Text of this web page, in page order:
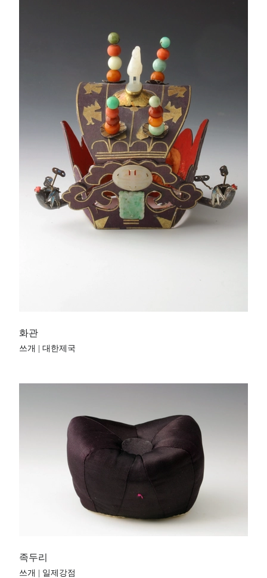
화관
쓰개 | 대한제국
족두리
쓰개 | 일제강점